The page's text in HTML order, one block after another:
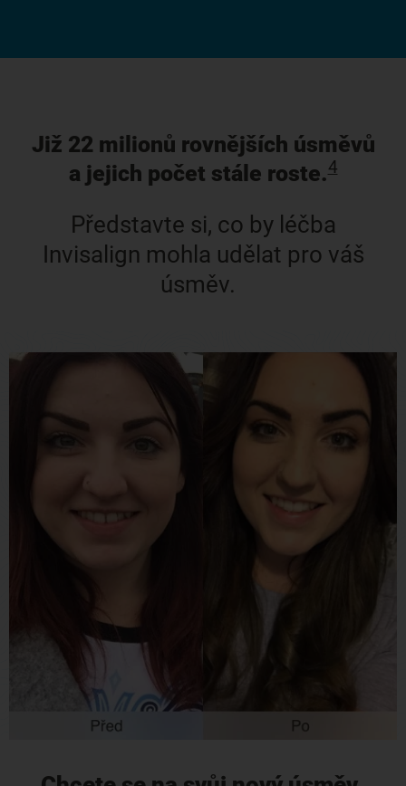
Již 22 milionů rovnějších úsměvů
a jejich počet stále roste.4
Představte si, co by léčba
Invisalign mohla udělat pro váš
úsměv.